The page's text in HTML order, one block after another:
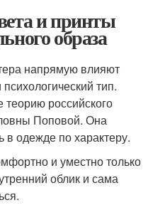
и принты
образа
напрямую влияют
тип.
российского
Поповой. Она
в одежде по характеру.
и уместно только
облик и сама